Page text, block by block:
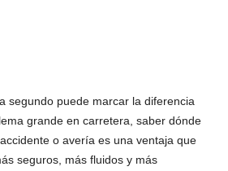
segundo puede marcar la diferencia
grande en carretera, saber dónde
o avería es una ventaja que
seguros, más fluidos y más